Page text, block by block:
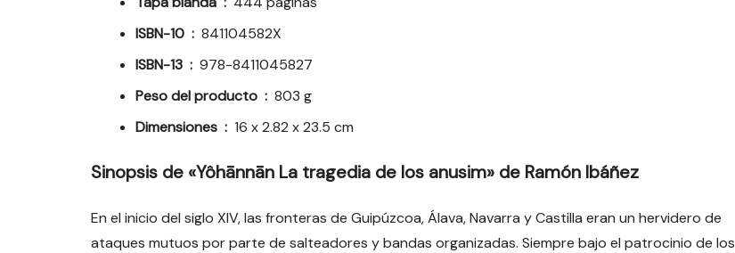
ISBN-10 ‏ : ‎ 841104582X
ISBN-13 ‏ : ‎ 978-8411045827
Peso del producto ‏ : ‎ 803 g
Dimensiones ‏ : ‎ 16 x 2.82 x 23.5 cm
Sinopsis de «Yôhānnān La tragedia de los anusim» de Ramón Ibáñez
En el inicio del siglo XIV, las fronteras de Guipúzcoa, Álava, Navarra y Castilla eran un hervidero de
ataques mutuos por parte de salteadores y bandas organizadas. Siempre bajo el patrocinio de los